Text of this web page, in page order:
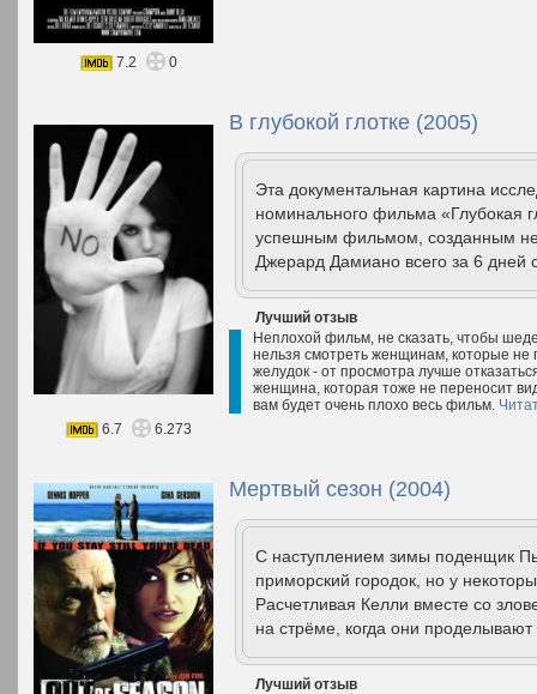
7.2 0
В глубокой глотке (2005)
Эта документальная картина
номинального фильма «Глубокая
успешным фильмом, созданным
Джерард Дамиано всего за 6 дней
Лучший отзыв
Неплохой фильм, не сказать, чтобы
нельзя смотреть женщинам, которые не
желудок - от просмотра лучше
женщина, которая тоже не переносит
вам будет очень плохо весь фильм.
6.7
6.273
Мертвый сезон (2004)
С наступлением зимы поденщик
приморский городок, но у
Расчетливая Келли вместе со
на стрёме, когда они
Лучший отзыв